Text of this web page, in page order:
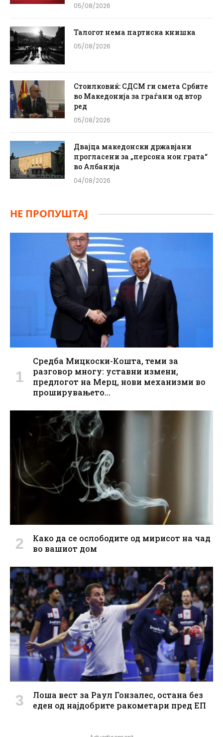
05/08/2026
Талогот нема партиска книшка
05/08/2026
Стоилковиќ: СДСМ ги смета Србите
во Македонија за граѓани од втор
ред
05/08/2026
Двајца македонски државјани
прогласени за „персона нон грата“
во Албанија
04/08/2026
НЕ ПРОПУШТАЈ
Средба Мицкоски-Кошта, теми за
разговор многу: уставни измени,
предлогот на Мерц, нови механизми во
проширувањето…
Како да се ослободите од мирисот на чад
во вашиот дом
Лоша вест за Раул Гонзалес, остана без
еден од најдобрите ракометари пред ЕП